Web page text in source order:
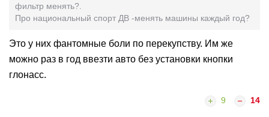
фильтр менять?.
Про национальный спорт ДВ -менять машины каждый год?
Это у них фантомные боли по перекупству. Им же
можно раз в год ввезти авто без установки кнопки
глонасс.
9 14